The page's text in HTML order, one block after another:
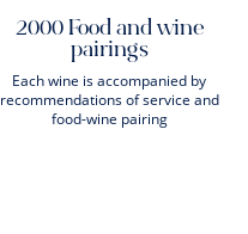
2000 Food and wine
pairings
Each wine is accompanied by
recommendations of service and
food-wine pairing